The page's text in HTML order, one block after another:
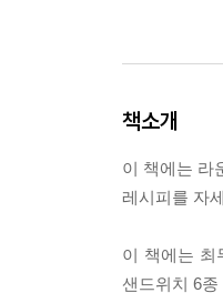
책소개
이 책에는 라
레시피를 자
이 책에는 최
샌드위치 6